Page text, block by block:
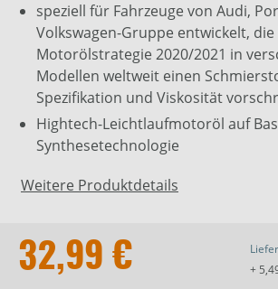
speziell für Fahrzeuge von Audi,
Volkswagen-Gruppe entwickelt,
Motorölstrategie 2020/2021 in
Modellen weltweit einen
Spezifikation und Viskosität
Hightech-Leichtlaufmotoröl auf
Synthesetechnologie
Weitere Produktdetails
32,99 €
+